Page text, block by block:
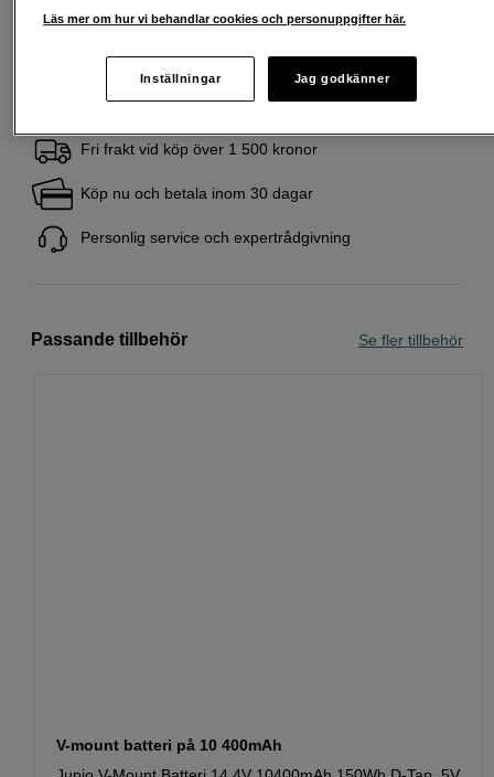
och skuldrådgivningen i din kommun. Kontaktuppgifter finns på
Fri frakt vid köp över 1 500 kronor
Köp nu och betala inom 30 dagar
Personlig service och expertrådgivning
Passande tillbehör Se fler tillbehör
V-mount batteri på 10 400mAh
Läs mer om hur vi behandlar cookies och personuppgifter här.
Inställningar Jag godkänner